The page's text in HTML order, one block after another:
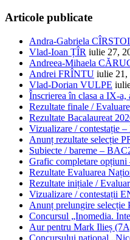
Articole publicate
Andra-Gabriela
Vlad-Ioan ȚÎR iulie 27,
Andreea-Mihaela
Andrei FRÎNTU iulie 21,
Vlad-Dorian VULPE
Înscrierea în clasa a IX-
Rezultate finale /
Rezultate Bacalaureat
Vizualizare / contestație
Anunț rezultate selecție
Subiecte / bareme –
Grafic completare
Rezultate Evaluarea
Rezultate inițiale /
Vizualizare / contestații
Anunț prelungire
Concursul „Inomedia.
Aur pentru Mark Ilieș
Concursului național